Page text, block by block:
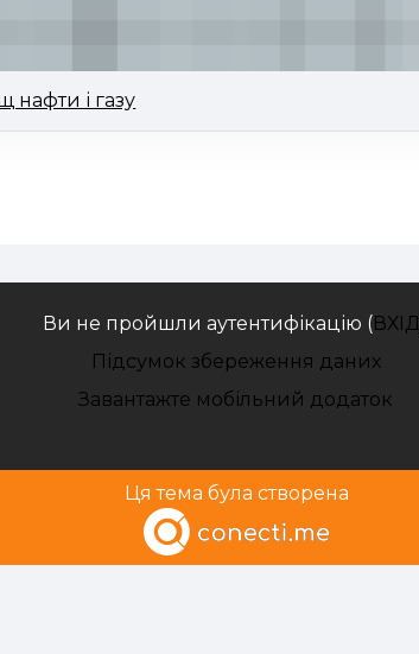
і газу
Ви не пройшли аутентифікацію (ВХІД
Підсумок збереження даних
Завантажте мобільний додаток
Ця тема була створена